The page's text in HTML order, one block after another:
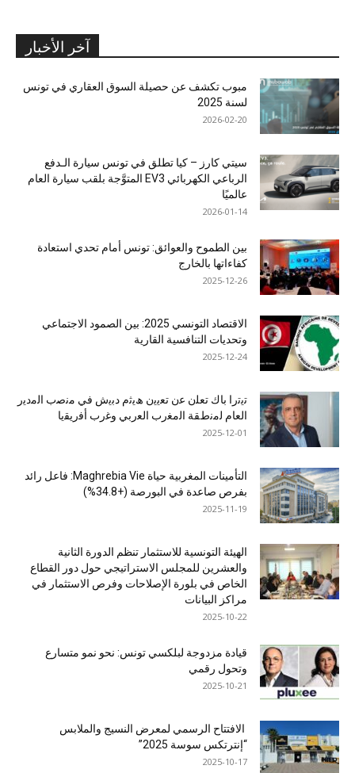
آخر الأخبار
مبوب تكشف عن حصيلة السوق العقاري في تونس
لسنة 2025
2026-02-20
سيتي كارز – كيا تطلق في تونس سيارة الـدفع
الرباعي الكهربائي EV3 المتوَّجة بلقب سيارة العام
عالميًا
2026-01-14
بين الطموح والعوائق: تونس أمام تحدي استعادة
كفاءاتها بالخارج
2025-12-26
الاقتصاد التونسي 2025: بين الصمود الاجتماعي
وتحديات التنافسية القارية
2025-12-24
ﺗﯾﺗرا ﺑﺎك ﺗﻌﻠن ﻋن ﺗﻌﯾﯾن ھﯾﺛم دﺑﯾش ﻓﻲ ﻣﻧﺻب اﻟﻣدﯾر
اﻟﻌﺎم ﻟﻣﻧطﻘﺔ اﻟﻣﻐرب اﻟﻌرﺑﻲ وﻏرب أﻓرﯾﻘﯾﺎ
2025-12-01
التأمينات المغربية حياة Maghrebia Vie: فاعل رائد
بفرص صاعدة في البورصة (+34.8%)
2025-11-19
الهيئة التونسية للاستثمار تنظم الدورة الثانية
والعشرين للمجلس الاستراتيجي حول دور القطاع
الخاص في بلورة الإصلاحات وفرص الاستثمار في
مراكز البيانات
2025-10-22
قيادة مزدوجة لبلكسي تونس: نحو نمو متسارع
وتحول رقمي
2025-10-21
الافتتاح الرسمي لمعرض النسيج والملابس
“إنترتكس سوسة 2025”
2025-10-17